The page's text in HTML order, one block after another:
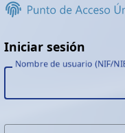
Iniciar sesión
Nombre de usuario (NIF/